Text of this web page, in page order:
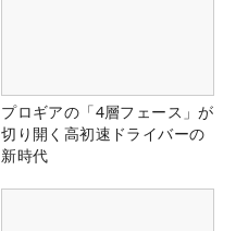
プロギアの「4層フェース」が
切り開く高初速ドライバーの
新時代